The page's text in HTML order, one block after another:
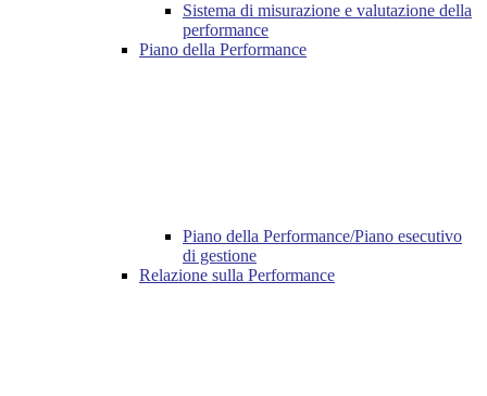
Sistema di misurazione e valutazione della
performance
Piano della Performance
Piano della Performance/Piano esecutivo
di gestione
Relazione sulla Performance